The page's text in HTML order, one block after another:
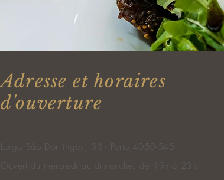
Adresse et horaires
d'ouverture
Largo São Domingos, 33 - Porto 4050-545
Ouvert du mercredi au dimanche, de 19h à 23h.